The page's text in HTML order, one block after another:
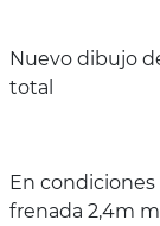
Nuevo dibujo
total
En
frenada 2,4m